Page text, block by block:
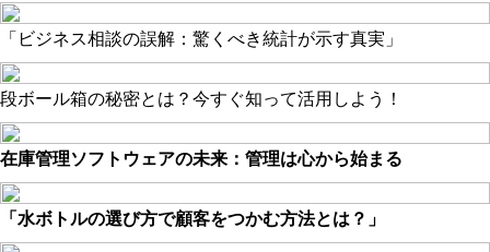
「ビジネス相談の誤解：驚くべき統計が示す真実」
段ボール箱の秘密とは？今すぐ知って活用しよう！
在庫管理ソフトウェアの未来：管理は心から始まる
「水ボトルの選び方で顧客をつかむ方法とは？」